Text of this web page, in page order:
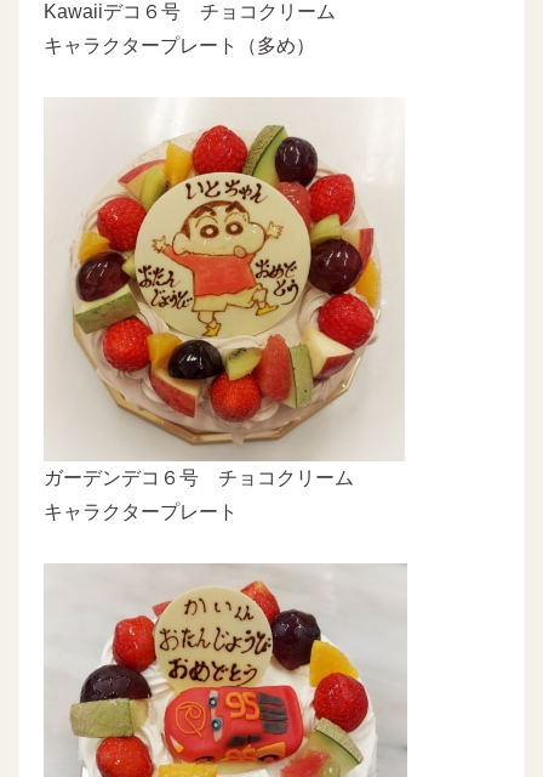
Kawaiiデコ６号 チョコクリーム
キャラクタープレート（多め）
ガーデンデコ６号 チョコクリーム
キャラクタープレート